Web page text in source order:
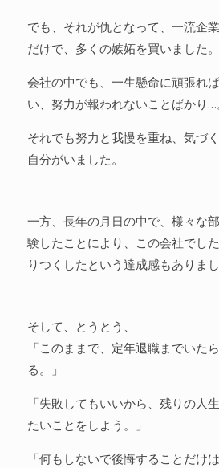
でも、それが仇となって、一流企
だけで、多くの嫉妬を買いました。
会社の中でも、一生懸命に頑張れ
い、努力が報われないことばかり…
それでも努力と我慢を重ね、気づ
自分がいました。
一方、長年の月日の中で、様々な
験したことにより、この会社でし
りつくしたという達成感もありまし
そして、とうとう、
「このままで、定年退職までいた
る。」
「失敗してもいいから、残りの人
たいことをしよう。」
「何もしないで後悔することだけ